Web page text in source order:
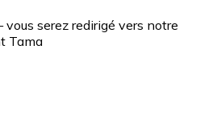
serez redirigé vers notre
Tama